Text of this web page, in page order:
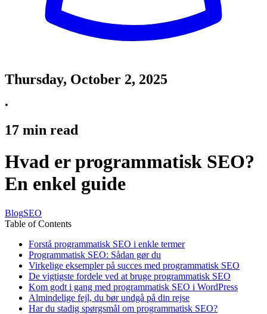
Thursday, October 2, 2025
•
17 min read
Hvad er programmatisk SEO?
En enkel guide
BlogSEO
Table of Contents
Forstå programmatisk SEO i enkle termer
Programmatisk SEO: Sådan gør du
Virkelige eksempler på succes med programmatisk SEO
De vigtigste fordele ved at bruge programmatisk SEO
Kom godt i gang med programmatisk SEO i WordPress
Almindelige fejl, du bør undgå på din rejse
Har du stadig spørgsmål om programmatisk SEO?